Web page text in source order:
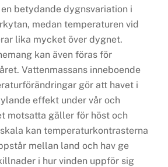
betydande dygnsvariation i
medan temperaturen vid
lika mycket över dygnet.
kan även föras för
Vattenmassans inneboende
gör att havet i
effekt under vår och
motsatta gäller för höst och
kan temperaturkontrasterna
mellan land och hav ge
i hur vinden uppför sig